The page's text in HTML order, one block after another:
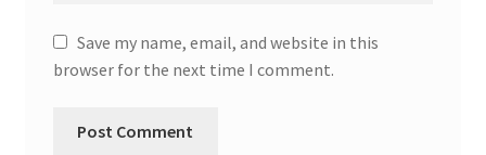
Save my name, email, and website in this
browser for the next time I comment.